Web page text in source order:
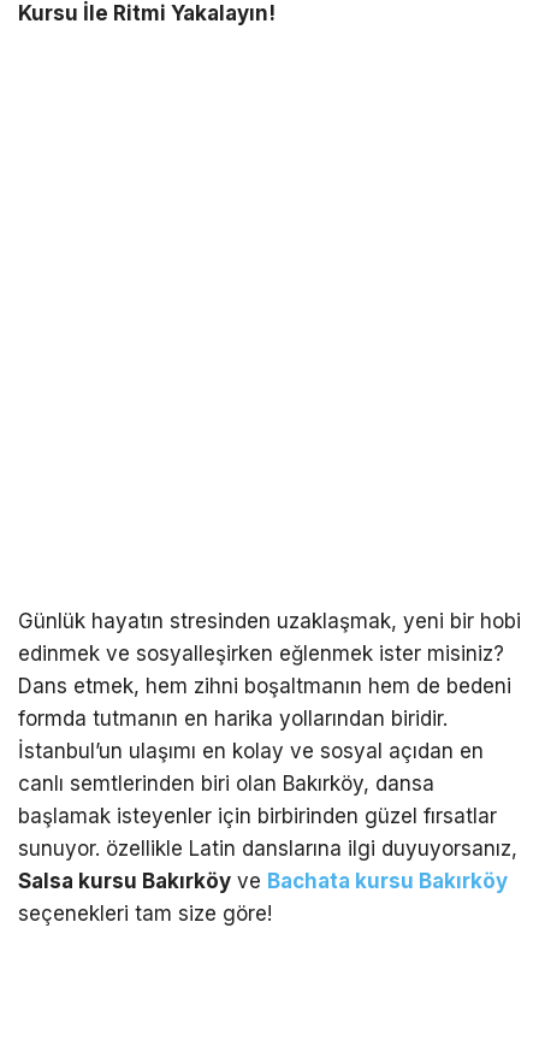
Kursu İle Ritmi Yakalayın!
Günlük hayatın stresinden uzaklaşmak, yeni bir hobi
edinmek ve sosyalleşirken eğlenmek ister misiniz?
Dans etmek, hem zihni boşaltmanın hem de bedeni
formda tutmanın en harika yollarından biridir.
İstanbul’un ulaşımı en kolay ve sosyal açıdan en
canlı semtlerinden biri olan Bakırköy, dansa
başlamak isteyenler için birbirinden güzel fırsatlar
sunuyor. özellikle Latin danslarına ilgi duyuyorsanız,
Salsa kursu Bakırköy ve Bachata kursu Bakırköy
seçenekleri tam size göre!